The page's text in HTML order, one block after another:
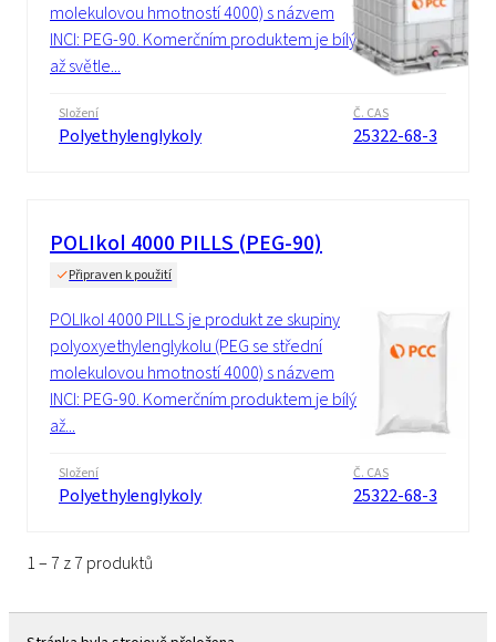
molekulovou hmotností 4000) s názvem
INCI: PEG-90. Komerčním produktem je bílý
až světle...
Složení
Polyethylenglykoly
Č. CAS
25322-68-3
POLIkol 4000 PILLS (PEG-90)
Připraven k použití
POLIkol 4000 PILLS je produkt ze skupiny
polyoxyethylenglykolu (PEG se střední
molekulovou hmotností 4000) s názvem
INCI: PEG-90. Komerčním produktem je bílý
až...
Složení
Polyethylenglykoly
Č. CAS
25322-68-3
1 – 7 z 7 produktů